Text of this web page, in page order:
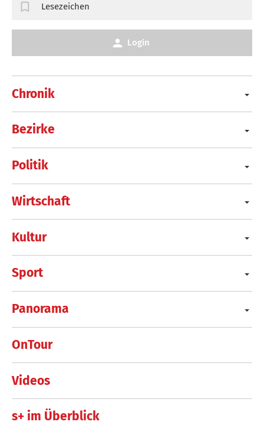
Chronik
Bezirke
Politik
Wirtschaft
Kultur
Sport
Panorama
OnTour
Videos
s+ im Überblick
Lesezeichen
Login